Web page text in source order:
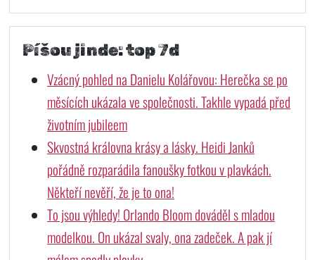
Píšou jinde: top 7d
Vzácný pohled na Danielu Kolářovou: Herečka se po
měsících ukázala ve společnosti. Takhle vypadá před
životním jubileem
Skvostná královna krásy a lásky. Heidi Janků
pořádně rozparádila fanoušky fotkou v plavkách.
Někteří nevěří, že je to ona!
To jsou výhledy! Orlando Bloom dováděl s mladou
modelkou. On ukázal svaly, ona zadeček. A pak jí